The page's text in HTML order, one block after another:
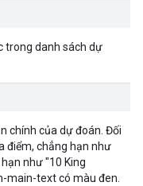
trong danh sách dự
chính của dự đoán. Đối
điểm, chẳng hạn như
như "10 King
main-text có màu đen.